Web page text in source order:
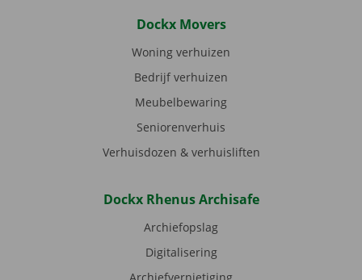
Dockx Movers
Woning verhuizen
Bedrijf verhuizen
Meubelbewaring
Seniorenverhuis
Verhuisdozen & verhuisliften
Dockx Rhenus Archisafe
Archiefopslag
Digitalisering